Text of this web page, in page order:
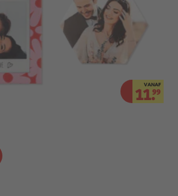
VANAF
11.99